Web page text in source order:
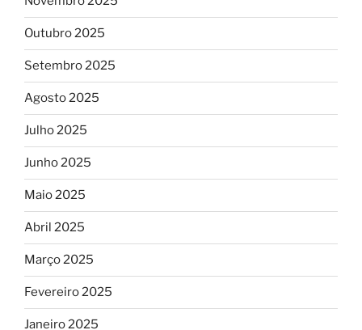
Outubro 2025
Setembro 2025
Agosto 2025
Julho 2025
Junho 2025
Maio 2025
Abril 2025
Março 2025
Fevereiro 2025
Janeiro 2025